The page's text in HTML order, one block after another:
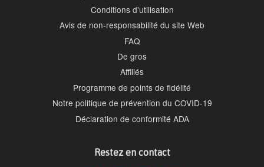
Conditions d'utilisation
Avis de non-responsabilité du site Web
FAQ
De gros
Affiliés
Programme de points de fidélité
Notre politique de prévention du COVID-19
Déclaration de conformité ADA
Restez en contact